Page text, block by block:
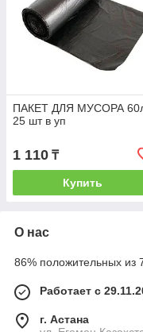
ПАКЕТ ДЛЯ МУСОРА
25 шт в уп
1 110 ₸
Купить
О нас
86% положительных из
Работает с
г. Астана